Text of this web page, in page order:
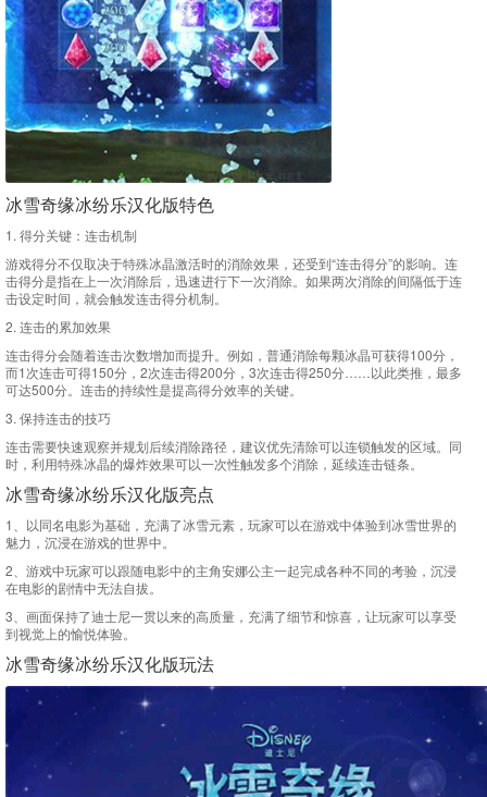
冰雪奇缘冰纷乐汉化版特色
1. 得分关键：连击机制
游戏得分不仅取决于特殊冰晶激活时的消除效果，还受到“连击得分”的影响。连
击得分是指在上一次消除后，迅速进行下一次消除。如果两次消除的间隔低于连
击设定时间，就会触发连击得分机制。
2. 连击的累加效果
连击得分会随着连击次数增加而提升。例如，普通消除每颗冰晶可获得100分，
而1次连击可得150分，2次连击得200分，3次连击得250分……以此类推，最多
可达500分。连击的持续性是提高得分效率的关键。
3. 保持连击的技巧
连击需要快速观察并规划后续消除路径，建议优先清除可以连锁触发的区域。同
时，利用特殊冰晶的爆炸效果可以一次性触发多个消除，延续连击链条。
冰雪奇缘冰纷乐汉化版亮点
1、以同名电影为基础，充满了冰雪元素，玩家可以在游戏中体验到冰雪世界的
魅力，沉浸在游戏的世界中。
2、游戏中玩家可以跟随电影中的主角安娜公主一起完成各种不同的考验，沉浸
在电影的剧情中无法自拔。
3、画面保持了迪士尼一贯以来的高质量，充满了细节和惊喜，让玩家可以享受
到视觉上的愉悦体验。
冰雪奇缘冰纷乐汉化版玩法